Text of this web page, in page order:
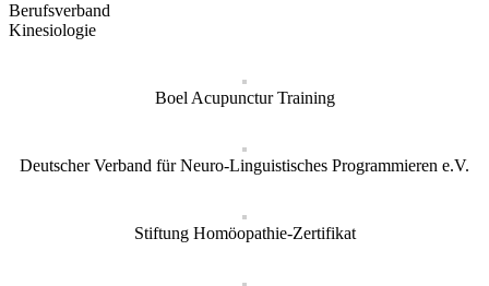
Berufsverband
Kinesiologie
Boel Acupunctur Training
Deutscher Verband für Neuro-Linguistisches Programmieren e.V.
Stiftung Homöopathie-Zertifikat